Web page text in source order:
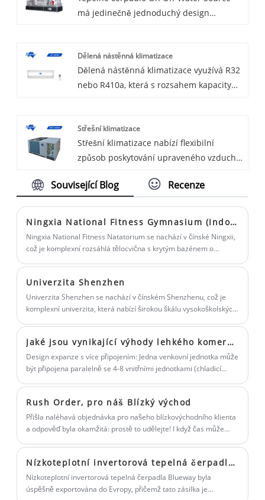
chladivo R134a nebo 410a.
má jedinečně jednoduchý design
budov, bytových domů, hotelů, bytových
jednotek, škol a mnoha dalších. Volitelná
funkce vytápění, chlazení a ohřevu vody.
Dělená nástěnná klimatizace
Dělená nástěnná klimatizace využívá R32
nebo R410a, která s rozsahem kapacity
invertorová technologie podporuje
extrémně širokou provozní teplotu od -25
° C do 60 ° C. Vítáme vás, že od nás
Střešní klimatizace
Střešní klimatizace nabízí flexibilní
způsob poskytování upraveného vzduchu
dispozici je mnoho možností a
počtu aplikací. Čerstvý venkovní vzduch
se mísí s vratným vzduchem z
obsazeného prostoru a poté se filtruje,
upravuje a přivádí zpět do budovy.
Klimatizace zahrnuje chlazení,
optimální prostorový komfort. Jednotky
zónami. Některé jednotky mohou být
speciálně navrženy pro doplňovací
Související Blog Recenze
Ningxia National Fitness Gymnasium (Indoor Natatorium)
Ningxia National Fitness Natatorium se nachází v čínské Ningxii,
což je komplexní rozsáhlá tělocvična s krytým bazénem o
Univerzita Shenzhen
Univerzita Shenzhen se nachází v čínském Shenzhenu, což je
komplexní univerzita, která nabízí širokou škálu vysokoškolských
jedinečná instituce vyššího vzdělávání ve speciální ekonomické
zóně Shenzhen univerzita propaguje výraznou a inovativní
kulturu kampusu. Jeho optoelektronické centrum s ultra čistým
vzduchem chlazenou přesnou ultračistou klimatizaci.
Jaké jsou vynikající výhody lehkého komerčního střídavého u-machu?
Design expanze s více připojením: Jedna venkovní jednotka může
být připojena paralelně se 4-8 vnitřními jednotkami (chladicí
může dosáhnout 150 metrů, s vertikálním poklesem 40 metrů,
které se mohou přizpůsobit rozložení komplexních komerčních
prostorů.
Rush Order, pro náš Blízký východ
Přišla naléhavá objednávka pro našeho blízkovýchodního klienta
a odpověď byla okamžitá: prostě to udělejte! I když čas může
Nízkoteplotní invertorová tepelná čerpadla Blueway úspěšně exportována do Evropy
Nízkoteplotní invertorová tepelná čerpadla Blueway byla
úspěšně exportována do Evropy, přičemž tato zásilka je